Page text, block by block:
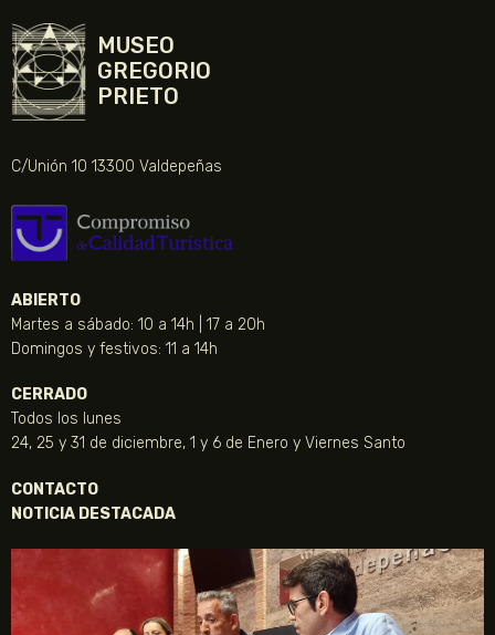
MUSEO
GREGORIO
PRIETO
C/Unión 10 13300 Valdepeñas
ABIERTO
Martes a sábado: 10 a 14h | 17 a 20h
Domingos y festivos: 11 a 14h
CERRADO
Todos los lunes
24, 25 y 31 de diciembre, 1 y 6 de Enero y Viernes Santo
CONTACTO
NOTICIA DESTACADA